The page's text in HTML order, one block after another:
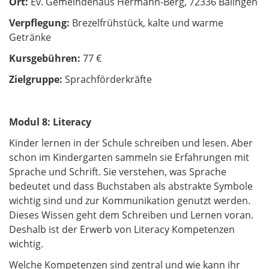
Verpflegung: Brezelfrühstück, kalte und warme
Getränke
Kursgebühren: 77 €
Zielgruppe: Sprachförderkräfte
Modul 8: Literacy
Kinder lernen in der Schule schreiben und lesen. Aber
schon im Kindergarten sammeln sie Erfahrungen mit
Sprache und Schrift. Sie verstehen, was Sprache
bedeutet und dass Buchstaben als abstrakte Symbole
wichtig sind und zur Kommunikation genutzt werden.
Dieses Wissen geht dem Schreiben und Lernen voran.
Deshalb ist der Erwerb von Literacy Kompetenzen
wichtig.
Welche Kompetenzen sind zentral und wie kann ihr